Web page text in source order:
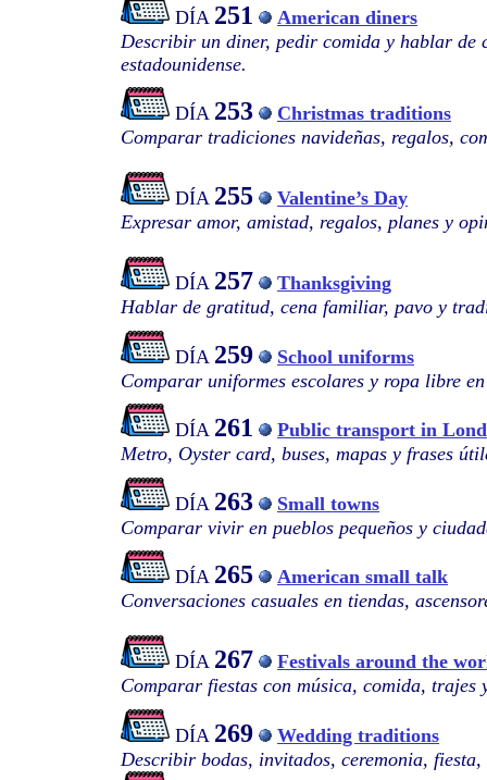
DÍA 251
American diners
Describir un diner, pedir comida y hablar de
estadounidense.
DÍA 253
Christmas traditions
Comparar tradiciones navideñas, regalos,
DÍA 255
Valentine’s Day
Expresar amor, amistad, regalos, planes y
DÍA 257
Thanksgiving
Hablar de gratitud, cena familiar, pavo y
DÍA 259
School uniforms
Comparar uniformes escolares y ropa libre
DÍA 261
Public transport in
Metro, Oyster card, buses, mapas y frases
DÍA 263
Small towns
Comparar vivir en pueblos pequeños y
DÍA 265
American small talk
Conversaciones casuales en tiendas,
DÍA 267
Festivals around the
Comparar fiestas con música, comida, trajes
DÍA 269
Wedding traditions
Describir bodas, invitados, ceremonia,